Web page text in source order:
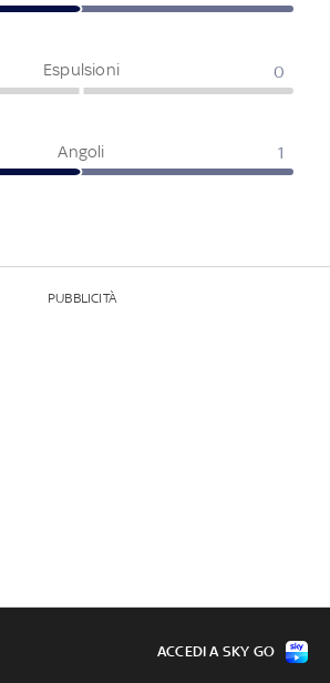
Espulsioni 0
Angoli 1
PUBBLICITÀ
ACCEDI A SKY GO